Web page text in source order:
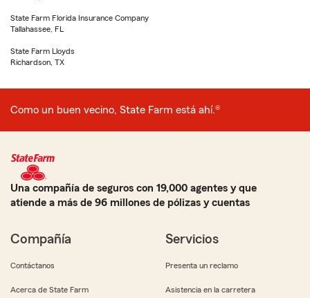
State Farm Florida Insurance Company
Tallahassee, FL
State Farm Lloyds
Richardson, TX
Como un buen vecino, State Farm está ahí.®
Una compañía de seguros con 19,000 agentes y que
atiende a más de 96 millones de pólizas y cuentas
Compañía
Contáctanos
Acerca de State Farm
Servicios
Presenta un reclamo
Asistencia en la carretera